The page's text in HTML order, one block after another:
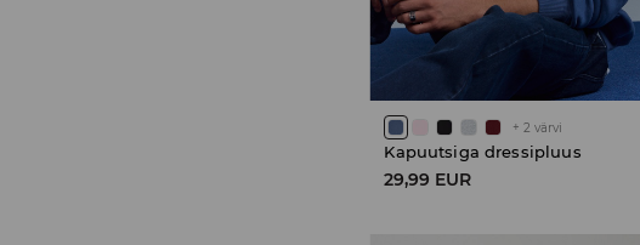
+2 värvi
Kapuutsiga dressipluus
29,99 EUR